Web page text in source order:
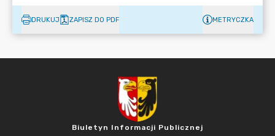
DRUKUJ ZAPISZ DO PDF METRYCZKA
Biuletyn Informacji Publicznej